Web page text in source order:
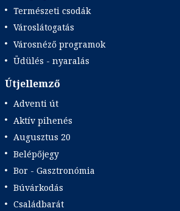
Természeti csodák
Városlátogatás
Városnéző programok
Üdülés - nyaralás
Útjellemző
Adventi út
Aktív pihenés
Augusztus 20
Belépőjegy
Bor - Gasztronómia
Búvárkodás
Családbarát